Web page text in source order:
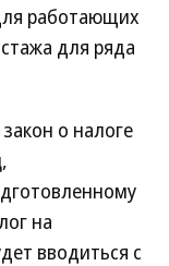
работающих
для ряда
о налоге
на
вводиться с